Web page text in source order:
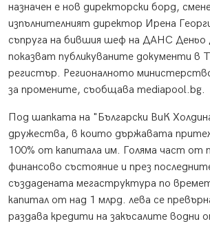
назначен е нов директорски борд,
изпълнителният директор Ирена
съпруга на бившия шеф на ДАНС Деньо
показват публикуваните документи в
регистър. Регионалното
за промените, съобщава mediapool.bg.
Под шапката на "Български ВиК
дружества, в които държавата
100% от капитала им. Голяма част от
финансово състояние и през
създадената мегаструктура по
капитал от над 1 млрд. лева се
раздава кредити на закъсалите водни